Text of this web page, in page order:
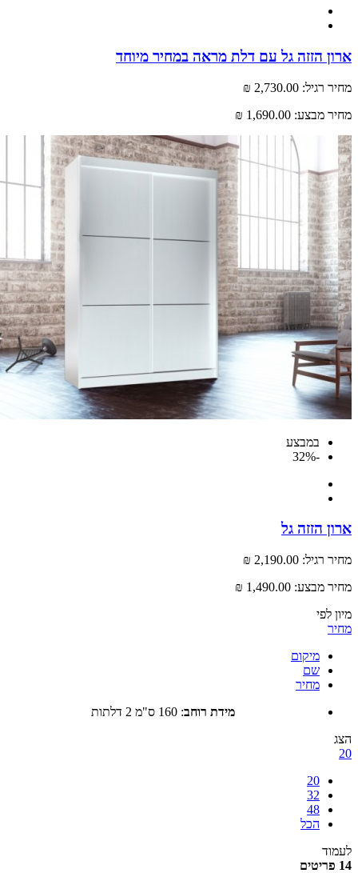
הזזה גל עם דלת מראה במחיר מיוחד
רגיל: 2,730.00 ₪
מבצע: 1,690.00 ₪
במבצע
הזזה גל
רגיל: 2,190.00 ₪
מבצע: 1,490.00 ₪
מיקום
שם
מחיר
מידת רוחב :160 ס"מ 2 דלתות
הכל